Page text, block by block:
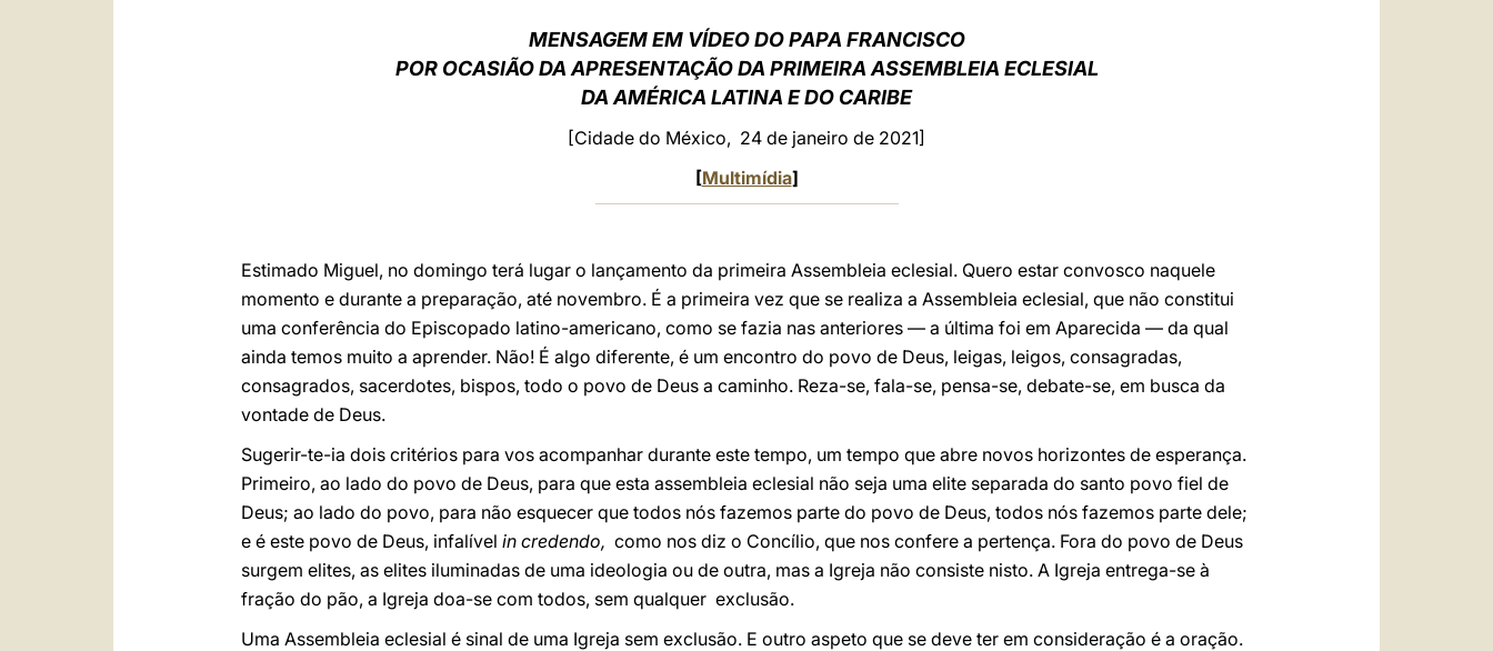
MENSAGEM EM VÍDEO DO PAPA FRANCISCO
POR OCASIÃO DA APRESENTAÇÃO DA PRIMEIRA ASSEMBLEIA ECLESIAL
DA AMÉRICA LATINA E DO CARIBE
[Cidade do México, 24 de janeiro de 2021]
[Multimídia]
Estimado Miguel, no domingo terá lugar o lançamento da primeira Assembleia eclesial. Quero estar convosco naquele
momento e durante a preparação, até novembro. É a primeira vez que se realiza a Assembleia eclesial, que não constitui
uma conferência do Episcopado latino-americano, como se fazia nas anteriores — a última foi em Aparecida — da qual
ainda temos muito a aprender. Não! É algo diferente, é um encontro do povo de Deus, leigas, leigos, consagradas,
consagrados, sacerdotes, bispos, todo o povo de Deus a caminho. Reza-se, fala-se, pensa-se, debate-se, em busca da
vontade de Deus.
Sugerir-te-ia dois critérios para vos acompanhar durante este tempo, um tempo que abre novos horizontes de esperança.
Primeiro, ao lado do povo de Deus, para que esta assembleia eclesial não seja uma elite separada do santo povo fiel de
Deus; ao lado do povo, para não esquecer que todos nós fazemos parte do povo de Deus, todos nós fazemos parte dele;
e é este povo de Deus, infalível in credendo, como nos diz o Concílio, que nos confere a pertença. Fora do povo de Deus
surgem elites, as elites iluminadas de uma ideologia ou de outra, mas a Igreja não consiste nisto. A Igreja entrega-se à
fração do pão, a Igreja doa-se com todos, sem qualquer exclusão.
Uma Assembleia eclesial é sinal de uma Igreja sem exclusão. E outro aspeto que se deve ter em consideração é a oração.